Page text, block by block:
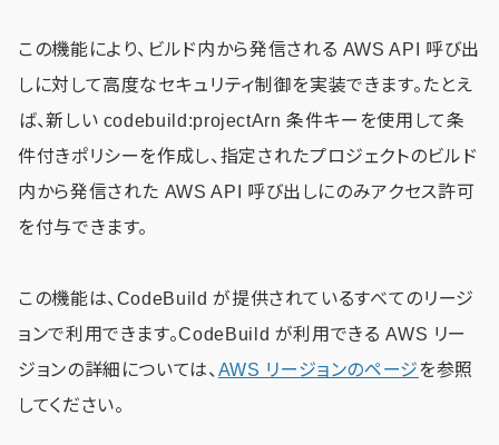
この機能により、ビルド内から発信される AWS API 呼び出
しに対して高度なセキュリティ制御を実装できます。たとえ
ば、新しい codebuild:projectArn 条件キーを使用して条
件付きポリシーを作成し、指定されたプロジェクトのビルド
内から発信された AWS API 呼び出しにのみアクセス許可
を付与できます。
この機能は、CodeBuild が提供されているすべてのリージ
ョンで利用できます。CodeBuild が利用できる AWS リー
ジョンの詳細については、 AWS リージョンのページを参照
してください。